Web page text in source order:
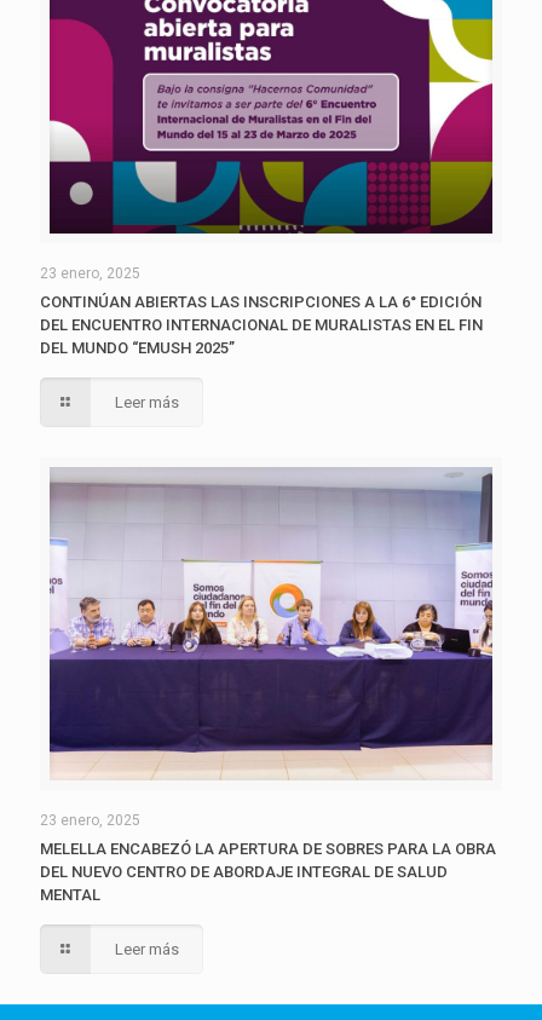
23 enero, 2025
CONTINÚAN ABIERTAS LAS INSCRIPCIONES A LA 6° EDICIÓN
DEL ENCUENTRO INTERNACIONAL DE MURALISTAS EN EL FIN
DEL MUNDO “EMUSH 2025”
Leer más
23 enero, 2025
MELELLA ENCABEZÓ LA APERTURA DE SOBRES PARA LA OBRA
DEL NUEVO CENTRO DE ABORDAJE INTEGRAL DE SALUD
MENTAL
Leer más